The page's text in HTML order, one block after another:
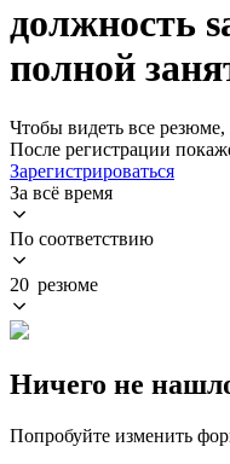
должность
полной
Чтобы видеть все резюме,
После регистрации
Зарегистрироваться
За всё время
По соответствию
20 резюме
Ничего не
Попробуйте изменить